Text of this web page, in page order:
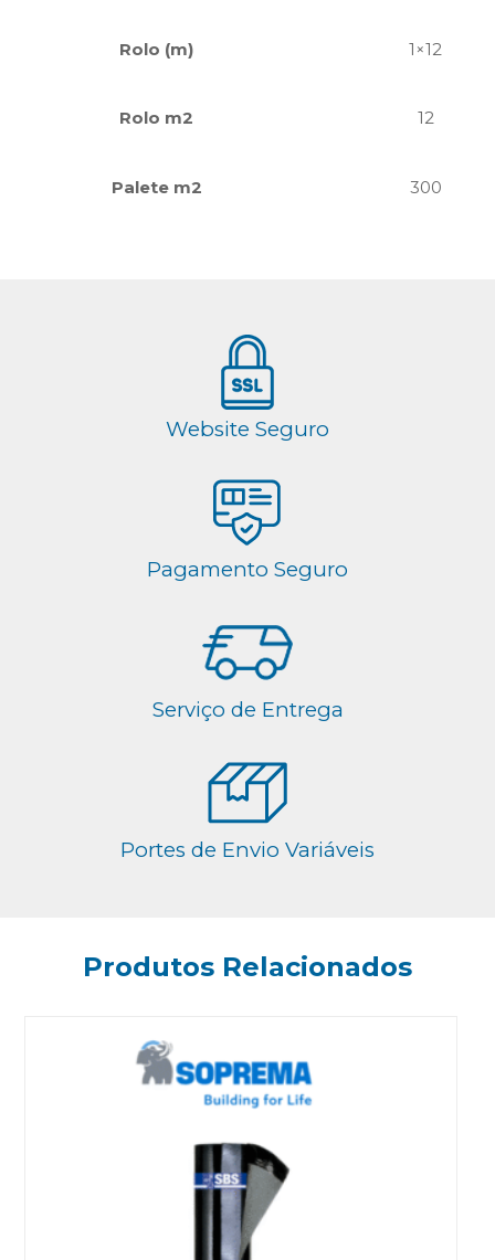
Rolo (m) 1×12
Rolo m2 12
Palete m2 300
Website Seguro
Pagamento Seguro
Serviço de Entrega
Portes de Envio Variáveis
Produtos Relacionados